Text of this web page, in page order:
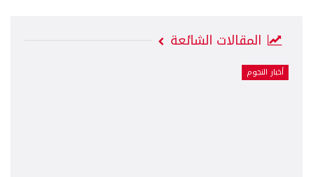
المقالات الشائعة
أخبار النجوم